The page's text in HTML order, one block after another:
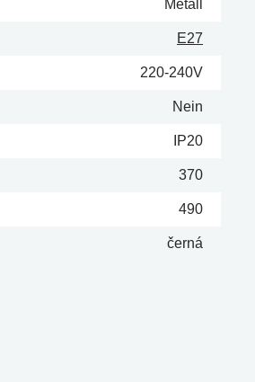
Metall
E27
220-240V
Nein
IP20
370
490
černá